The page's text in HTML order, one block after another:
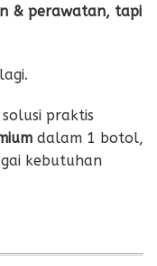
& perawatan, tapi
praktis
dalam 1 botol,
kebutuhan